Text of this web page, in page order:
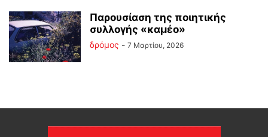
Παρουσίαση της ποιητικής
συλλογής «καμέο»
δρόμος - 7 Μαρτίου, 2026